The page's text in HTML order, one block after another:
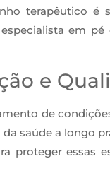
terapêutico é
especialista em
e
de
saúde a longo
proteger essas